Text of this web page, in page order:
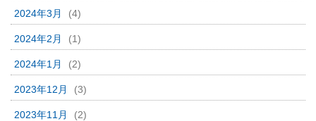
2024年3月 (4)
2024年2月 (1)
2024年1月 (2)
2023年12月 (3)
2023年11月 (2)